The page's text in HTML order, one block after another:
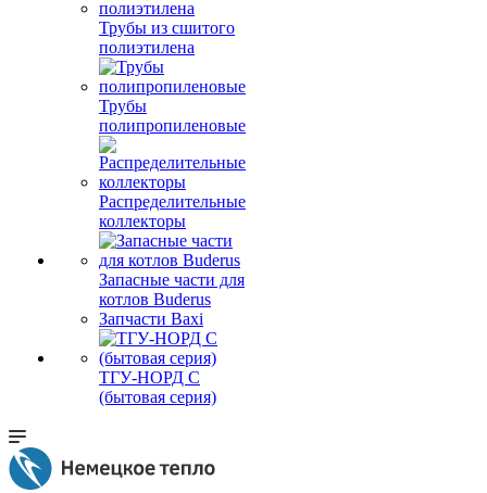
Трубы из сшитого
полиэтилена
Трубы
полипропиленовые
Распределительные
коллекторы
Запасные части для
котлов Buderus
Запчасти Baxi
ТГУ-НОРД С
(бытовая серия)